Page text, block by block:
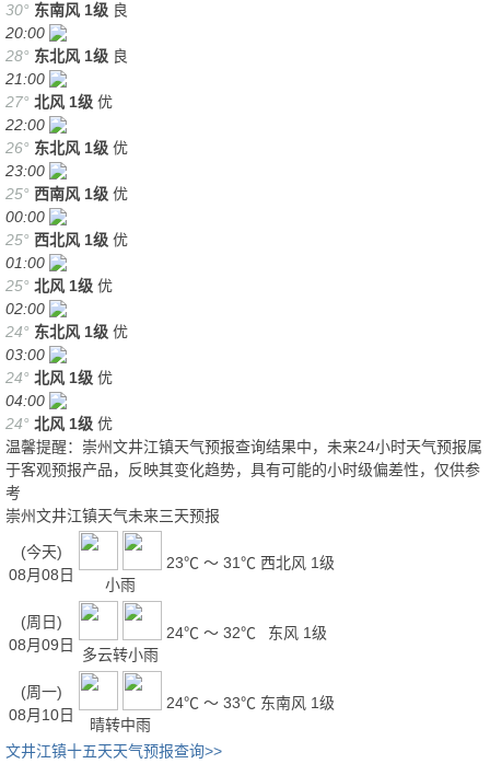
30° 东南风 1级 良
20:00
28° 东北风 1级 良
21:00
27° 北风 1级 优
22:00
26° 东北风 1级 优
23:00
25° 西南风 1级 优
00:00
25° 西北风 1级 优
01:00
25° 北风 1级 优
02:00
24° 东北风 1级 优
03:00
24° 北风 1级 优
04:00
24° 北风 1级 优
温馨提醒：崇州文井江镇天气预报查询结果中，未来24小时天气预报属
于客观预报产品，反映其变化趋势，具有可能的小时级偏差性，仅供参
考
崇州文井江镇天气未来三天预报
(今天)
08月08日
小雨
23℃ ～ 31℃ 西北风 1级
(周日)
08月09日
多云转小雨
24℃ ～ 32℃ 东风 1级
(周一)
08月10日
晴转中雨
24℃ ～ 33℃ 东南风 1级
文井江镇十五天天气预报查询>>